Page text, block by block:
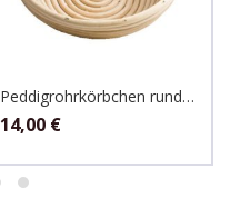
Peddigrohrkörbchen rund für 1kg Teig
14,00 €